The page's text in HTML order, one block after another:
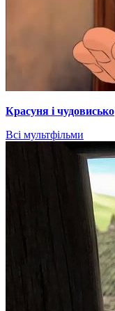
Красуня і чудовисько
Всі мультфільми